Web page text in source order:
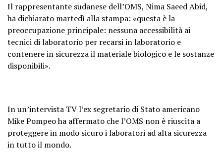
Il rappresentante sudanese dell’OMS, Nima Saeed Abid,
ha dichiarato martedì alla stampa: «questa è la
preoccupazione principale: nessuna accessibilità ai
tecnici di laboratorio per recarsi in laboratorio e
contenere in sicurezza il materiale biologico e le sostanze
disponibili».
In un’intervista TV l’ex segretario di Stato americano
Mike Pompeo ha affermato che l’OMS non è riuscita a
proteggere in modo sicuro i laboratori ad alta sicurezza
in tutto il mondo.